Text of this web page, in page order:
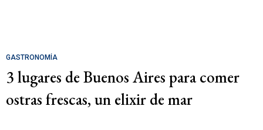
GASTRONOMÍA
3 lugares de Buenos Aires para comer
ostras frescas, un elixir de mar